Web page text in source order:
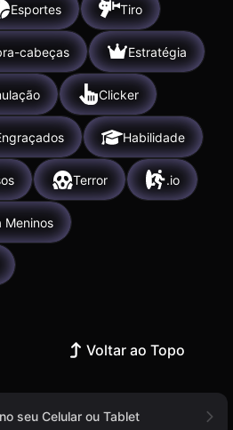
Esportes Tiro
cabeças Estratégia
Clicker
Habilidade
Terror .io
Meninos
Voltar ao Topo
seu Celular ou Tablet